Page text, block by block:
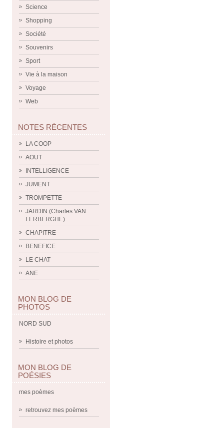
Science
Shopping
Société
Souvenirs
Sport
Vie à la maison
Voyage
Web
NOTES RÉCENTES
LA COOP
AOUT
INTELLIGENCE
JUMENT
TROMPETTE
JARDIN (Charles VAN
LERBERGHE)
CHAPITRE
BENEFICE
LE CHAT
ANE
MON BLOG DE
PHOTOS
NORD SUD
Histoire et photos
MON BLOG DE
POÉSIES
mes poèmes
retrouvez mes poèmes